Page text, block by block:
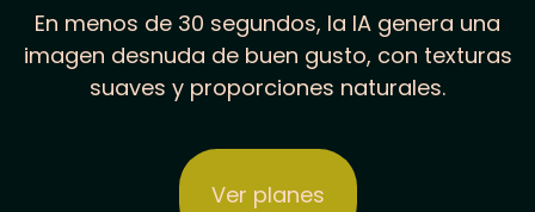
En menos de 30 segundos, la IA genera una
imagen desnuda de buen gusto, con texturas
suaves y proporciones naturales.
Ver planes